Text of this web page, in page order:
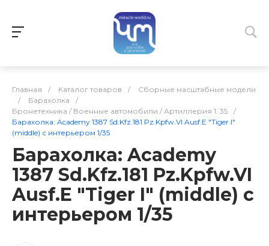
Главная / Каталог товаров /
Сборные масштабные модели
/
Барахолка
/
Бронетехника / Военные автомобили / Артиллерия 1: 35
/
Барахолка: Academy 1387 Sd.Kfz.181 Pz.Kpfw.VI Ausf.E "Tiger I"
(middle) с интерьером 1/35
Барахолка: Academy
1387 Sd.Kfz.181 Pz.Kpfw.VI
Ausf.E "Tiger I" (middle) с
интерьером 1/35